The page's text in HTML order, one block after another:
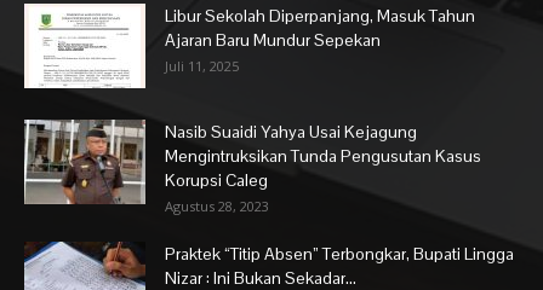
Libur Sekolah Diperpanjang, Masuk Tahun
Ajaran Baru Mundur Sepekan
Juli 11, 2025
Nasib Suaidi Yahya Usai Kejagung
Mengintruksikan Tunda Pengusutan Kasus
Korupsi Caleg
Agustus 28, 2023
Praktek “Titip Absen” Terbongkar, Bupati Lingga
Nizar : Ini Bukan Sekadar...